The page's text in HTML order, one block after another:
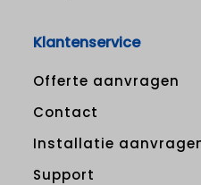
Klantenservice
Offerte aanvragen
Contact
Installatie
Support